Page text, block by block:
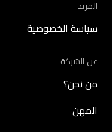
المزيد
سياسة الخصوصية
عن الشركة
من نحن؟
المهن